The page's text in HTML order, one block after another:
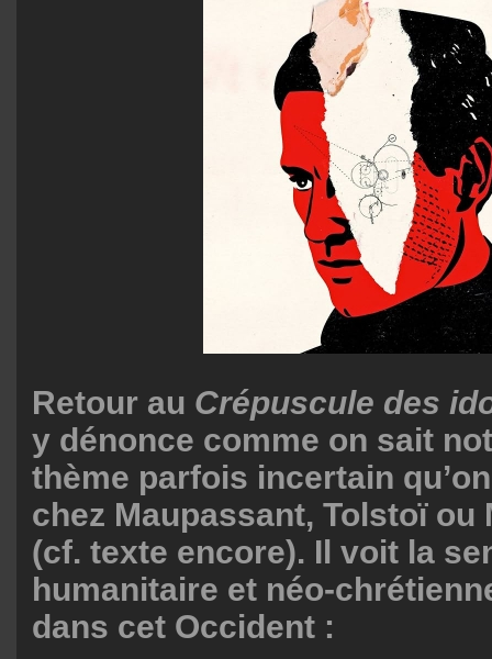
Retour au Crépuscule des
y dénonce comme on sait
thème parfois incertain
chez Maupassant, Tolstoï ou
(cf. texte encore). Il voit la
humanitaire et néo-
dans cet Occident :